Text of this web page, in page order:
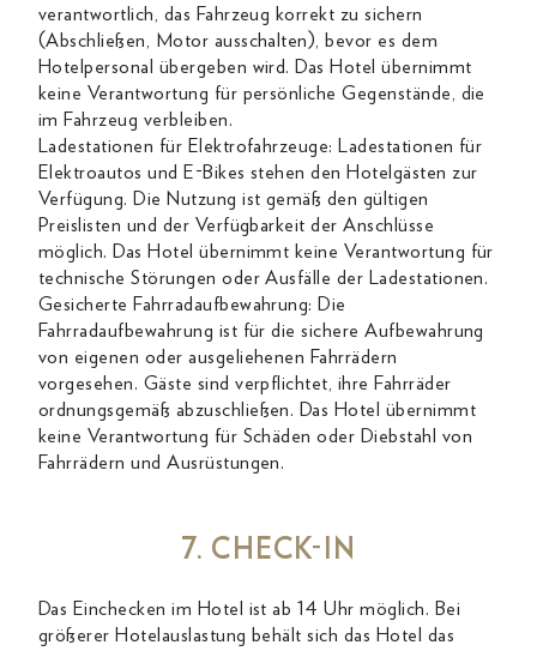
verantwortlich, das Fahrzeug korrekt zu sichern
(Abschließen, Motor ausschalten), bevor es dem
Hotelpersonal übergeben wird. Das Hotel übernimmt
keine Verantwortung für persönliche Gegenstände, die
im Fahrzeug verbleiben.
Ladestationen für Elektrofahrzeuge: Ladestationen für
Elektroautos und E-Bikes stehen den Hotelgästen zur
Verfügung. Die Nutzung ist gemäß den gültigen
Preislisten und der Verfügbarkeit der Anschlüsse
möglich. Das Hotel übernimmt keine Verantwortung für
technische Störungen oder Ausfälle der Ladestationen.
Gesicherte Fahrradaufbewahrung: Die
Fahrradaufbewahrung ist für die sichere Aufbewahrung
von eigenen oder ausgeliehenen Fahrrädern
vorgesehen. Gäste sind verpflichtet, ihre Fahrräder
ordnungsgemäß abzuschließen. Das Hotel übernimmt
keine Verantwortung für Schäden oder Diebstahl von
Fahrrädern und Ausrüstungen.
7. CHECK-IN
Das Einchecken im Hotel ist ab 14 Uhr möglich. Bei
größerer Hotelauslastung behält sich das Hotel das